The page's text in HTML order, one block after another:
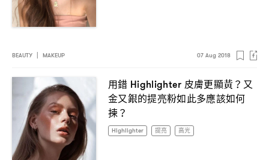
BEAUTY | MAKEUP 07 Aug 2018
用錯 Highlighter 皮膚更顯黃？ 又
金又銀的提亮粉如此多應該如何
揀 ？
Highlighter 提亮 高光